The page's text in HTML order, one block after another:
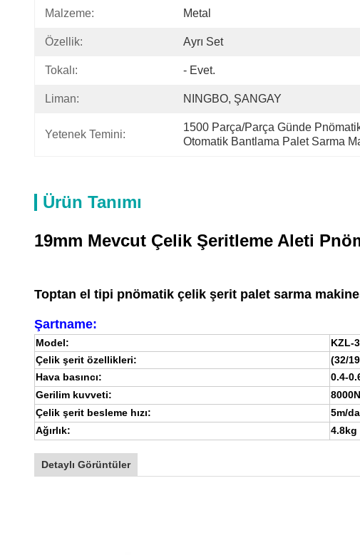
Malzeme: Metal
Özellik: Ayrı Set
Tokalı: - Evet.
Liman: NINGBO, ŞANGAY
Yetenek Temini:
1500 Parça/Parça Günde
Otomatik Bantlama Palet Sarma
Ürün Tanımı
19mm Mevcut Çelik Şeritleme Aleti
Toptan el tipi pnömatik çelik şerit palet sarma
Şartname:
Model:
KZL-
Çelik şerit özellikleri:
(32/
Hava basıncı:
0.4-
Gerilim kuvveti:
8000N
Çelik şerit besleme hızı:
5m/
Ağırlık:
4.8kg
Detaylı Görüntüler